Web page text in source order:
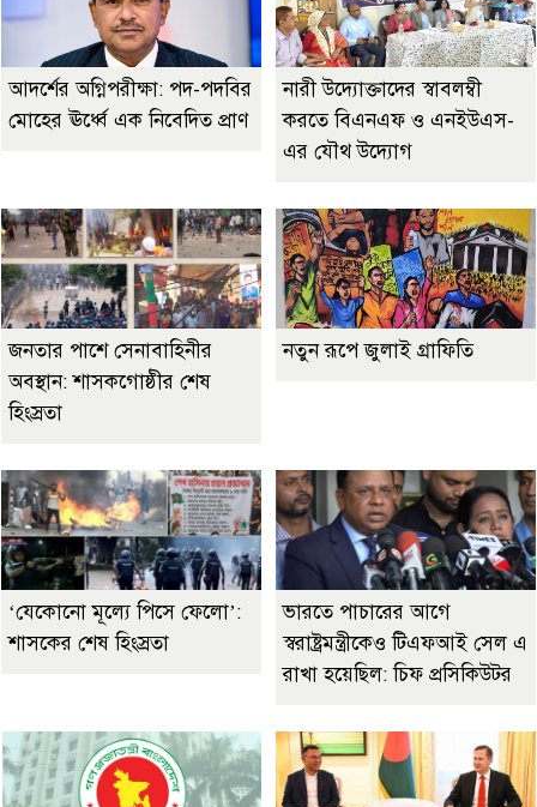
আদর্শের অগ্নিপরীক্ষা: পদ-পদবির
মোহের ঊর্ধ্বে এক নিবেদিত প্রাণ
নারী উদ্যোক্তাদের স্বাবলম্বী
করতে বিএনএফ ও এনইউএস-
এর যৌথ উদ্যোগ
জনতার পাশে সেনাবাহিনীর
অবস্থান: শাসকগোষ্ঠীর শেষ
হিংস্রতা
নতুন রূপে জুলাই গ্রাফিতি
‘যেকোনো মূল্যে পিসে ফেলো’:
শাসকের শেষ হিংস্রতা
ভারতে পাচারের আগে
স্বরাষ্ট্রমন্ত্রীকেও টিএফআই সেল এ
রাখা হয়েছিল: চিফ প্রসিকিউটর